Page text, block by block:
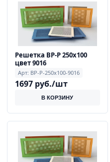
Решетка ВР-Р 250х100
цвет 9016
Арт: ВР-Р-250x100-9016
1697 руб./шт
В КОРЗИНУ